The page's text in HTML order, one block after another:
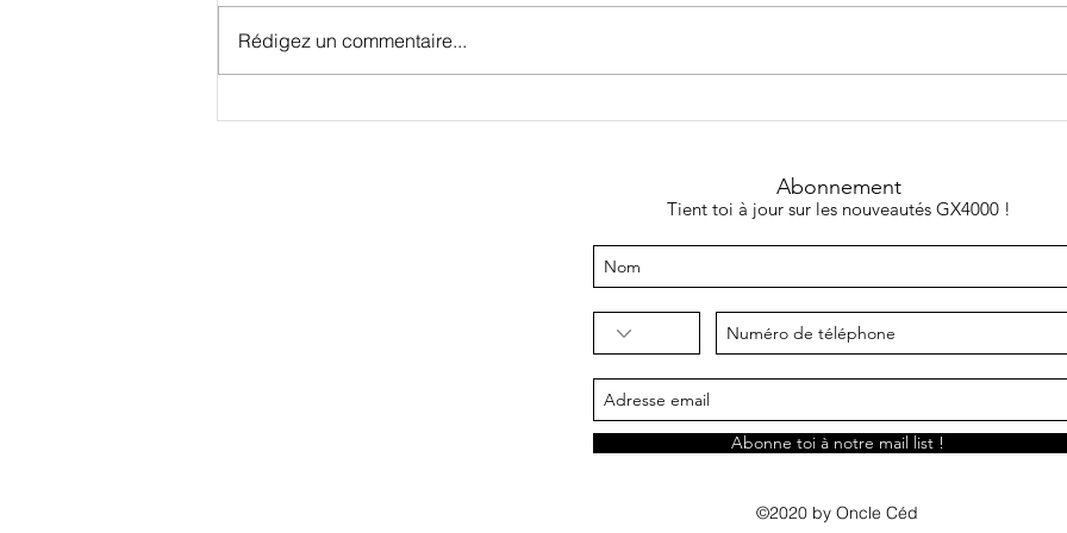
Q*bert arrive sur GX4000
Rédigez un commentaire...
Abonnement
Tient toi à jour sur les nouveautés GX4000 !
Abonne toi à notre mail list !
©2020 by Oncle Céd